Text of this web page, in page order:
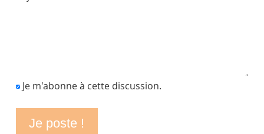
Je m'abonne à cette discussion.